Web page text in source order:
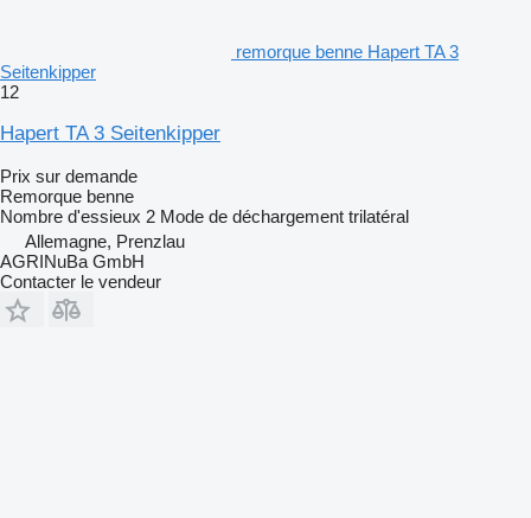
remorque benne Hapert TA 3
Seitenkipper
12
Hapert TA 3 Seitenkipper
Prix sur demande
Remorque benne
Nombre d'essieux 2 Mode de déchargement trilatéral
Allemagne, Prenzlau
AGRINuBa GmbH
Contacter le vendeur